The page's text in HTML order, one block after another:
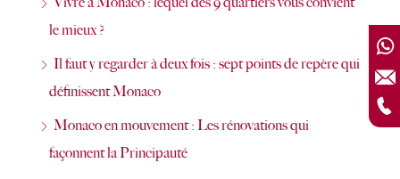
le mieux ?
Il faut y regarder à deux fois : sept points de repère qui
définissent Monaco
Monaco en mouvement : Les rénovations qui
façonnent la Principauté